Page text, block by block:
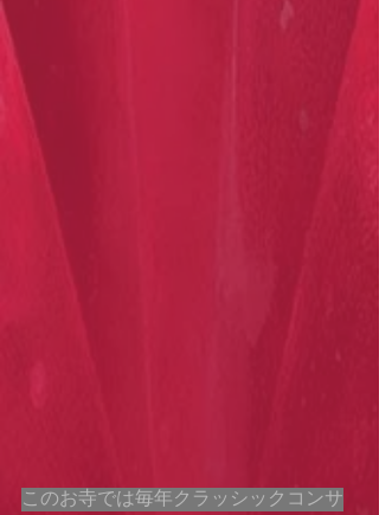
このお寺では毎年クラッシックコンサ